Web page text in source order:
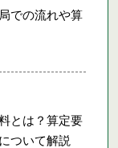
での流れや算
とは？算定要
ついて解説